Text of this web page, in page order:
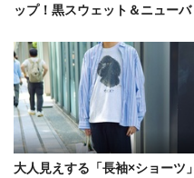
ップ！黒スウェット＆ニューバ
くない」
大人見えする「長袖×ショーツ」